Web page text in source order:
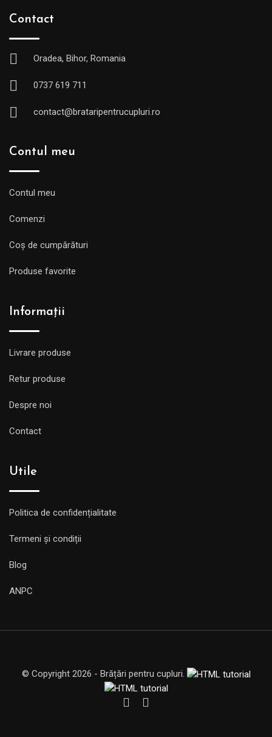
Contact
Oradea, Bihor, Romania
0737 619 711
contact@brataripentrucupluri.ro
Contul meu
Contul meu
Comenzi
Coș de cumpărături
Produse favorite
Informații
Livrare produse
Retur produse
Despre noi
Contact
Utile
Politica de confidențialitate
Termeni și condiții
Blog
ANPC
© Copyright 2026 - Brățări pentru cupluri.